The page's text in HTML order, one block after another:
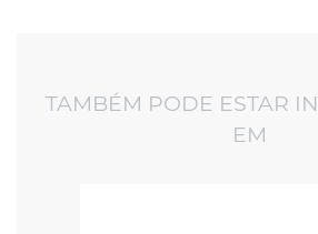
TAMBÉM PODE ESTAR
EM